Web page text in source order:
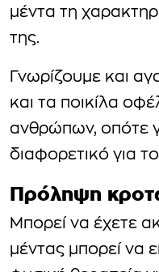
μέντα τη
της.
Γνωρίζουμε και
και τα ποικίλα
ανθρώπων, οπότε
διαφορετικό για
Πρόληψη
Μπορεί να έχετε
μέντας μπορεί να